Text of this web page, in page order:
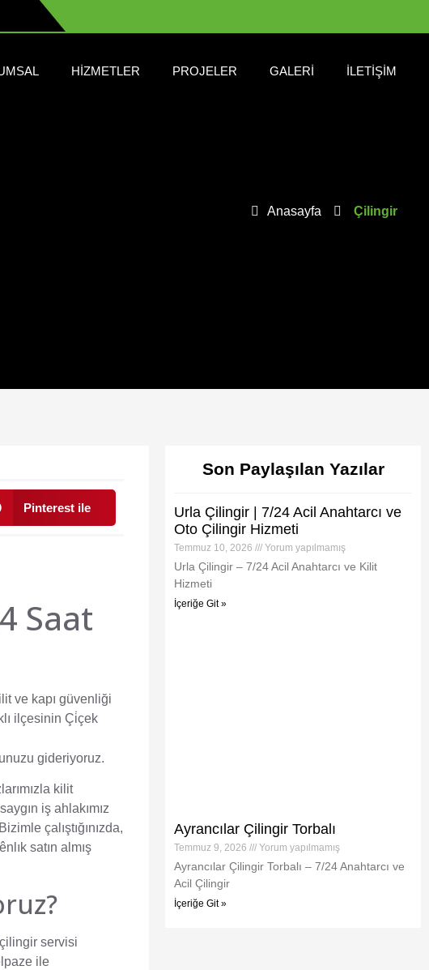
HIZMETLER PROJELER GALERI İLETIŞIM
Anasayfa Çilingir
Pinterest ile
Saat
ve kapı güvenliği
ilçesinin Çi̇çek
gideriyoruz.
kilit
iş ahlakımız
çalıştığınızda,
satın almış
servisi
ile
Son Paylaşılan Yazılar
Urla Çilingir | 7/24 Acil Anahtarcı ve
Oto Çilingir Hizmeti
Temmuz 10, 2026 Yorum yapılmamış
Urla Çilingir – 7/24 Acil Anahtarcı ve Kilit
Hizmeti
İçeriğe Git »
Ayrancılar Çilingir Torbalı
Temmuz 9, 2026 Yorum yapılmamış
Ayrancılar Çilingir Torbalı – 7/24 Anahtarcı ve
Acil Çilingir
İçeriğe Git »